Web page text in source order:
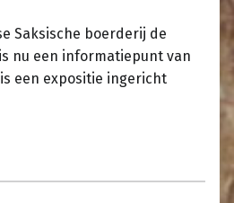
Saksische boerderij de
nu een informatiepunt van
een expositie ingericht